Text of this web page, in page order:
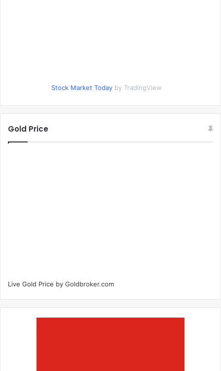
Stock Market Today by TradingView
Gold Price
Live Gold Price by Goldbroker.com